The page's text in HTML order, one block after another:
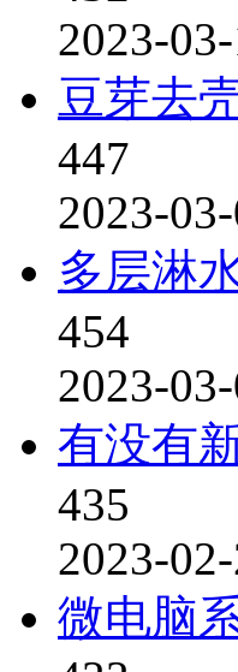
2023-
豆芽去
447
2023-
多层淋
454
2023-
有没有
435
2023-
微电脑